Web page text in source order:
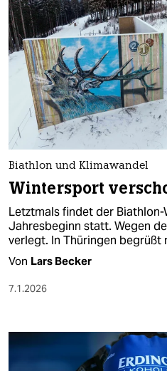
Biathlon und Klimawandel
Wintersport
Letztmals findet der
Jahresbeginn statt. Wegen
verlegt. In Thüringen begrüßt
Von Lars Becker
7.1.2026